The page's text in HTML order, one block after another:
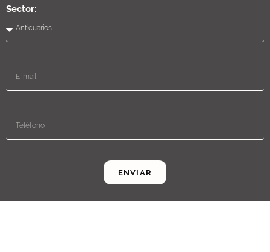
Sector:
ENVIAR